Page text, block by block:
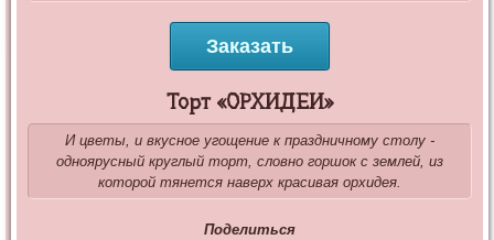
Заказать
Торт «ОРХИДЕИ»
И цветы, и вкусное угощение к праздничному столу -
одноярусный круглый торт, словно горшок с землей, из
которой тянется наверх красивая орхидея.
Поделиться